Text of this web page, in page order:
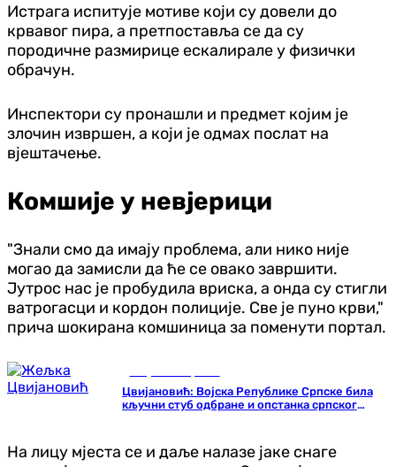
Истрага испитује мотиве који су довели до
крвавог пира, а претпоставља се да су
породичне размирице ескалирале у физички
обрачун.
Инспектори су пронашли и предмет којим је
злочин извршен, а који је одмах послат на
вјештачење.
Комшије у невјерици
"Знали смо да имају проблема, али нико није
могао да замисли да ће се овако завршити.
Јутрос нас је пробудила вриска, а онда су стигли
ватрогасци и кордон полиције. Све је пуно крви,"
прича шокирана комшиница за поменути портал.
Цвијановић: Војска Републике Српске била
кључни стуб одбране и опстанка српског
На лицу мјеста се и даље налазе јаке снаге